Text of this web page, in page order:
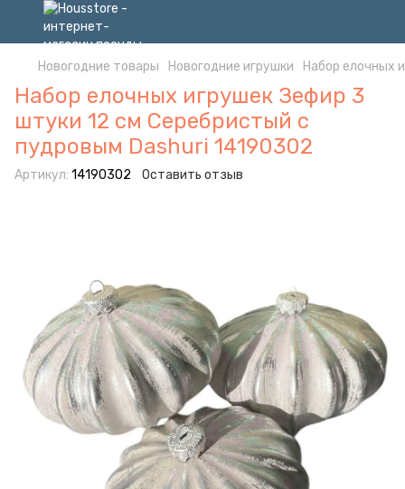
Новогодние товары Новогодние игрушки Набор елочных
Набор елочных игрушек Зефир 3
штуки 12 см Серебристый с
пудровым Dashuri 14190302
Артикул: 14190302 Оставить отзыв